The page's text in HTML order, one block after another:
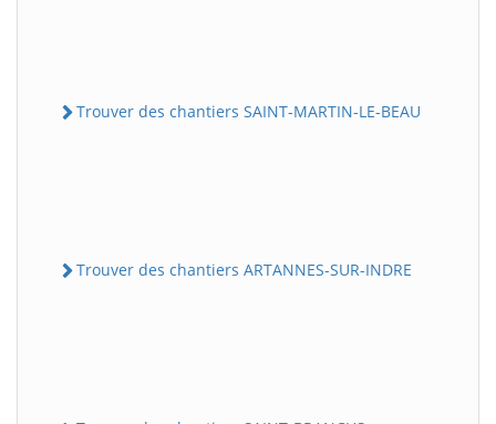
Trouver des chantiers SAINT-MARTIN-LE-BEAU
Trouver des chantiers ARTANNES-SUR-INDRE